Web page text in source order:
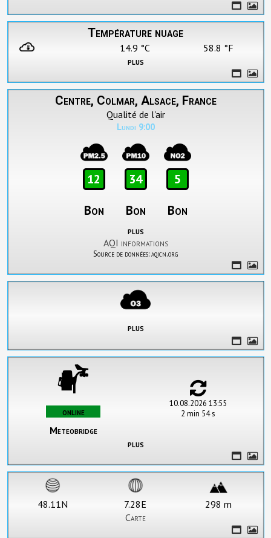
Température nuage
14.9 °C
58.8 °F
plus
Centre, Colmar, Alsace, France
Qualité de l'air
Lundi 9:00
12
Bon
34
Bon
5
Bon
plus
AQI informations
Source de données: aqicn.org
plus
online
Meteobridge
10.08.2026 13:55
2 min 54 s
plus
48.11N 7.28E
298 m
Carte